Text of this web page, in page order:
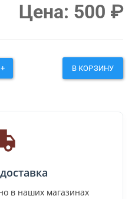
Цена: 500 ₽
+ В КОРЗИНУ
в наших магазинах